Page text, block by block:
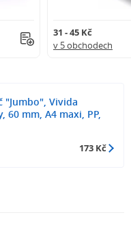
31 - 45 Kč
v 5 obchodech
"Jumbo", Vivida
60 mm, A4 maxi, PP,
173 Kč